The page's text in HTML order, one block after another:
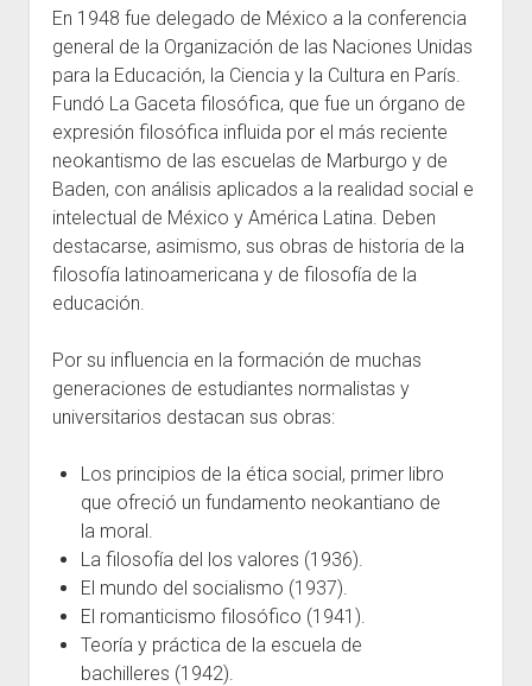
En 1948 fue delegado de México a la conferencia
general de la Organización de las Naciones Unidas
para la Educación, la Ciencia y la Cultura en París.
Fundó La Gaceta filosófica, que fue un órgano de
expresión filosófica influida por el más reciente
neokantismo de las escuelas de Marburgo y de
Baden, con análisis aplicados a la realidad social e
intelectual de México y América Latina. Deben
destacarse, asimismo, sus obras de historia de la
filosofía latinoamericana y de filosofía de la
educación.
Por su influencia en la formación de muchas
generaciones de estudiantes normalistas y
universitarios destacan sus obras:
Los principios de la ética social, primer libro
que ofreció un fundamento neokantiano de
la moral.
La filosofía del los valores (1936).
El mundo del socialismo (1937).
El romanticismo filosófico (1941).
Teoría y práctica de la escuela de
bachilleres (1942).